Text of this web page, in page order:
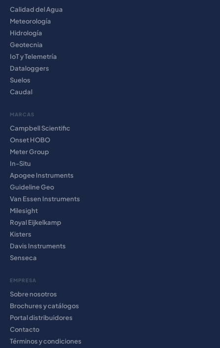
Calidad del Agua
Meteorología
Hidrología
Geotecnia
IoT y Telemetría
Dataloggers
Suelos
Caudal
MARCAS
Campbell Scientific
Onset HOBO
Meter Group
In-Situ
Apogee Instruments
Guideline Geo
Van Essen Instruments
Milesight
Royal Eijkelkamp
Kisters
Davis Instruments
Senseca
EMPRESA
Sobre nosotros
Brochures y catálogos
Portal distribuidores
Contacto
Términos y condiciones